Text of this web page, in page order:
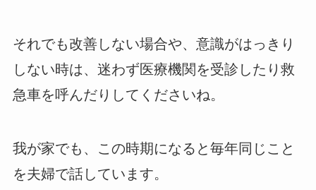
それでも改善しない場合や、意識がはっきり
しない時は、迷わず医療機関を受診したり救
急車を呼んだりしてくださいね。
我が家でも、この時期になると毎年同じこと
を夫婦で話しています。